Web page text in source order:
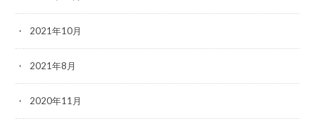
2021年10月
2021年8月
2020年11月